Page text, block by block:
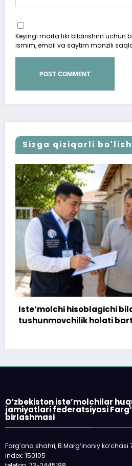
Keyingi marta fikr bildirishim uchun
ismim, email va saytim manzili
Sizga qiziqarli
172 million so‘m
topshirilmadi…
O‘zbekiston iste’molchilar
jamiyatlari federatsiyasi
birlashmasi
Farg‘ona shahri, B.Marg‘inoniy ko‘chasi
index: 150105